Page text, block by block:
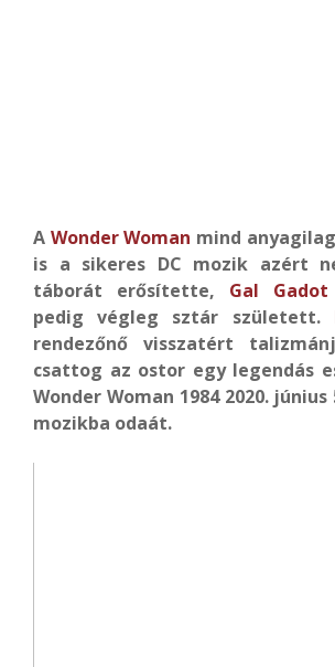
A Wonder Woman mind
is a sikeres DC mozik azért
táborát erősítette, Gal Gadot
pedig végleg sztár született.
rendezőnő visszatért
csattog az ostor egy legendás
Wonder Woman 1984 2020.
mozikba odaát.